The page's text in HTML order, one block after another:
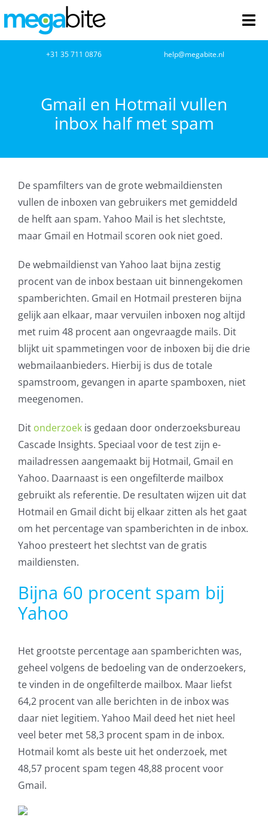
naar
inhoud
Netwerkbeheer
Cloud Computing
VOIP
AVG
Office365
Glasvezelverbindingen
Microsoft software licenties
SLA overeenkomsten
Remote Help
WordPress SLA Contract
Contact
+31 35 711 0876 help@megabite.nl
Gmail en Hotmail vullen
inbox half met spam
De spamfilters van de grote webmaildiensten
vullen de inboxen van gebruikers met gemiddeld
de helft aan spam. Yahoo Mail is het slechtste,
maar Gmail en Hotmail scoren ook niet goed.
De webmaildienst van Yahoo laat bijna zestig
procent van de inbox bestaan uit binnengekomen
spamberichten. Gmail en Hotmail presteren bijna
gelijk aan elkaar, maar vervuilen inboxen nog altijd
met ruim 48 procent aan ongevraagde mails. Dit
blijkt uit spammetingen voor de inboxen bij die drie
webmailaanbieders. Hierbij is dus de totale
spamstroom, gevangen in aparte spamboxen, niet
meegenomen.
Dit onderzoekis gedaan door onderzoeksbureau
Cascade Insights. Speciaal voor de test zijn e-
mailadressen aangemaakt bij Hotmail, Gmail en
Yahoo. Daarnaast is een ongefilterde mailbox
gebruikt als referentie. De resultaten wijzen uit dat
Hotmail en Gmail dicht bij elkaar zitten als het gaat
om het percentage van spamberichten in de inbox.
Yahoo presteert het slechtst van de gratis
maildiensten.
Bijna 60 procent spam bij
Yahoo
Het grootste percentage aan spamberichten was,
geheel volgens de bedoeling van de onderzoekers,
te vinden in de ongefilterde mailbox. Maar liefst
64,2 procent van alle berichten in de inbox was
daar niet legitiem. Yahoo Mail deed het niet heel
veel beter met 58,3 procent spam in de inbox.
Hotmail komt als beste uit het onderzoek, met
48,57 procent spam tegen 48,88 procent voor
Gmail.